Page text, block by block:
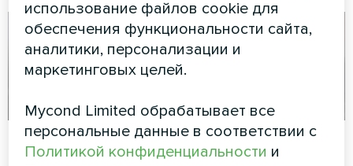
Офис Частный дом
использование файлов cookie для
обеспечения функциональности сайта,
аналитики, персонализации и
маркетинговых целей.
Mycond Limited обрабатывает все
персональные данные в соответствии с
Политикой конфиденциальности и